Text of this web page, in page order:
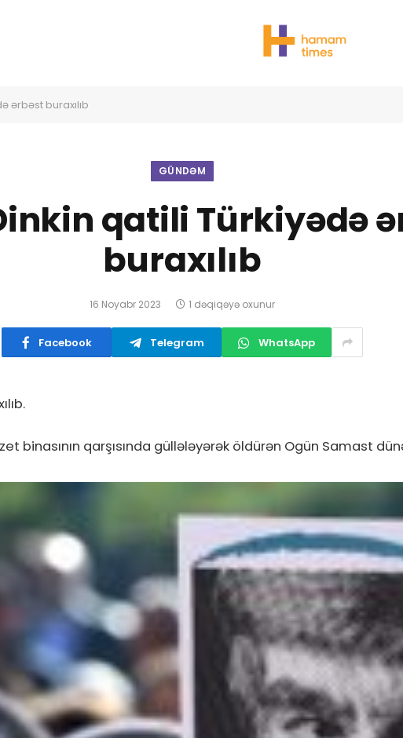
ərbəst buraxılıb
GÜNDƏM
qatili Türkiyədə
buraxılıb
16 Noyabr 2023 1 dəqiqəyə oxunur
Facebook Telegram WhatsApp
binasının qarşısında güllələyərək öldürən Ogün Samast